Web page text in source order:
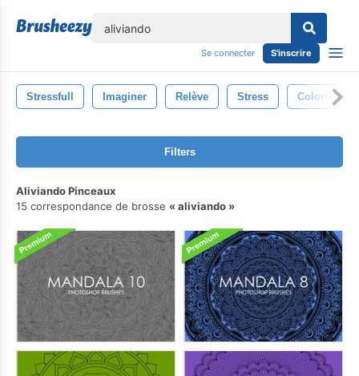
Se connecter S'inscrire
Stressfull Imaginer Relève Stress Coloristes
Filters
Aliviando Pinceaux
15 correspondance de brosse
aliviando